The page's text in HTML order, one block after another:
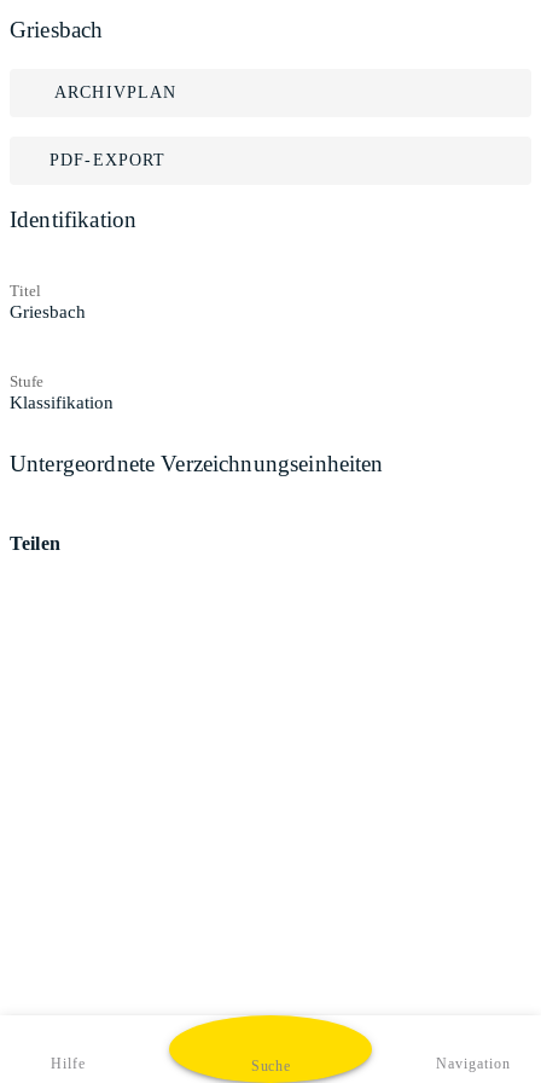
Griesbach
ARCHIVPLAN
PDF-EXPORT
Identifikation
Titel
Griesbach
Stufe
Klassifikation
Untergeordnete Verzeichnungseinheiten
Teilen
Hilfe Suche Navigation